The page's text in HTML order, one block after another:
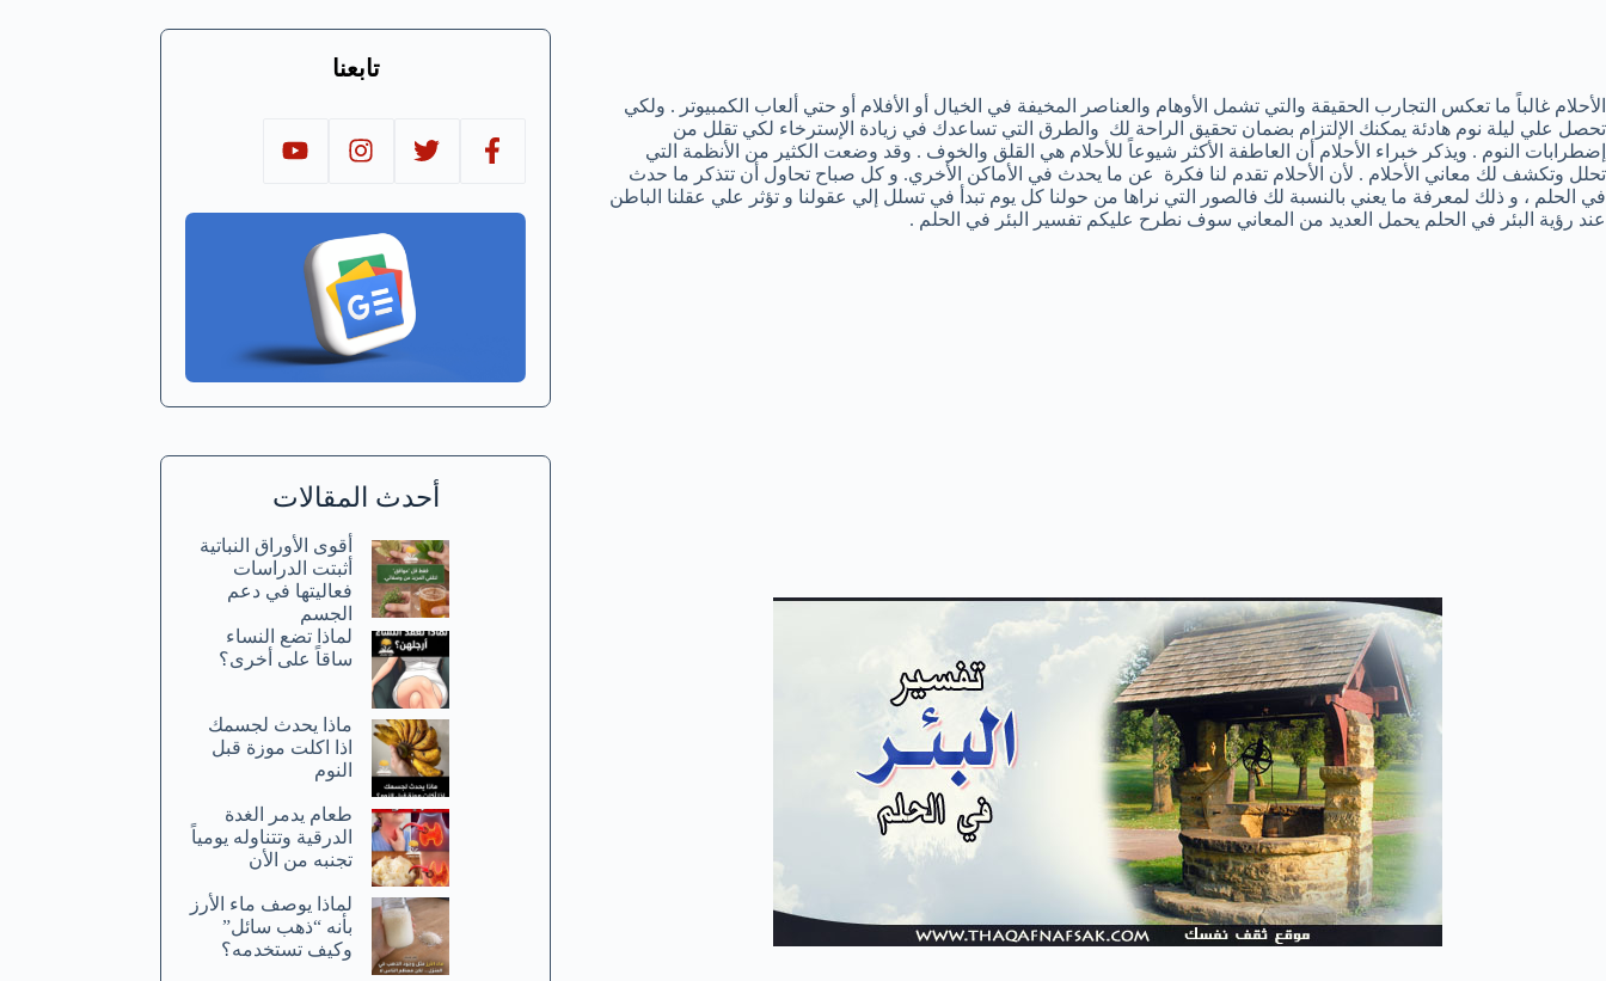
الأحلام غالباً ما تعكس التجارب الحقيقة والتي تشمل الأوهام والعناصر المخيفة في الخيال أو الأفلام أو حتي ألعاب الكمبيوتر . ولكي
تحصل علي ليلة نوم هادئة يمكنك الإلتزام بضمان تحقيق الراحة لك والطرق التي تساعدك في زيادة الإسترخاء لكي تقلل من
إضطرابات النوم . ويذكر خبراء الأحلام أن العاطفة الأكثر شيوعاً للأحلام هي القلق والخوف . وقد وضعت الكثير من الأنظمة التي
تحلل وتكشف لك معاني الأحلام . لأن الأحلام تقدم لنا فكرة عن ما يحدث في الأماكن الأخري. و كل صباح تحاول أن تتذكر ما حدث
في الحلم ، و ذلك لمعرفة ما يعني بالنسبة لك فالصور التي نراها من حولنا كل يوم تبدأ في تسلل إلي عقولنا و تؤثر علي عقلنا الباطن
عند رؤية البئر في الحلم يحمل العديد من المعاني سوف نطرح عليكم تفسير البئر في الحلم .
تابعنا
أحدث المقالات
أقوى الأوراق النباتية
أثبتت الدراسات
فعاليتها في دعم
الجسم
لماذا تضع النساء
ساقاً على أخرى؟
ماذا يحدث لجسمك
اذا اكلت موزة قبل
النوم
طعام يدمر الغدة
الدرقية وتتناوله يومياً
تجنبه من الأن
لماذا يوصف ماء الأرز
بأنه “ذهب سائل”
وكيف تستخدمه؟